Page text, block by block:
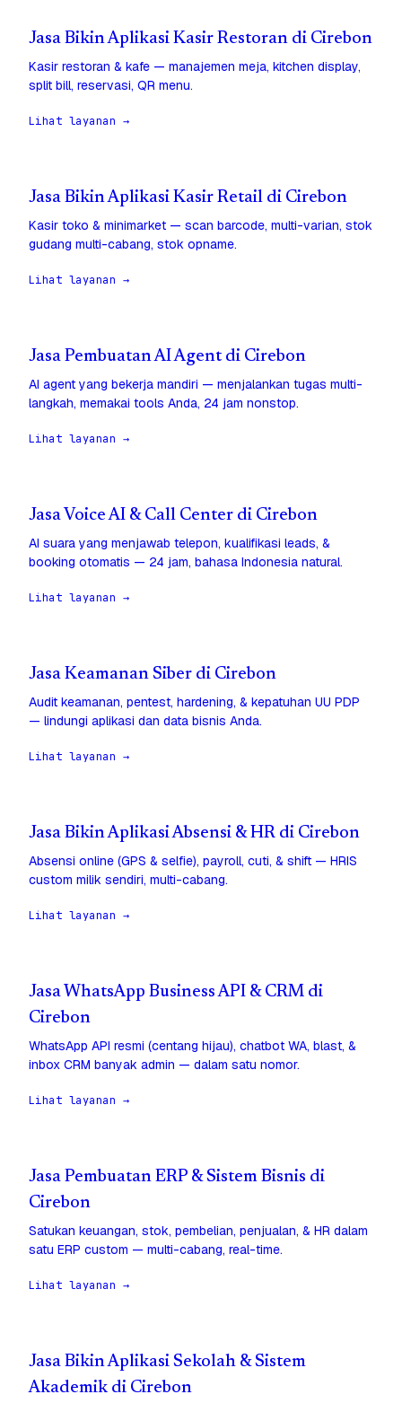
Jasa Bikin Aplikasi Kasir Restoran di Cirebon
Kasir restoran & kafe — manajemen meja, kitchen display,
split bill, reservasi, QR menu.
Lihat layanan →
Jasa Bikin Aplikasi Kasir Retail di Cirebon
Kasir toko & minimarket — scan barcode, multi-varian, stok
gudang multi-cabang, stok opname.
Lihat layanan →
Jasa Pembuatan AI Agent di Cirebon
AI agent yang bekerja mandiri — menjalankan tugas multi-
langkah, memakai tools Anda, 24 jam nonstop.
Lihat layanan →
Jasa Voice AI & Call Center di Cirebon
AI suara yang menjawab telepon, kualifikasi leads, &
booking otomatis — 24 jam, bahasa Indonesia natural.
Lihat layanan →
Jasa Keamanan Siber di Cirebon
Audit keamanan, pentest, hardening, & kepatuhan UU PDP
— lindungi aplikasi dan data bisnis Anda.
Lihat layanan →
Jasa Bikin Aplikasi Absensi & HR di Cirebon
Absensi online (GPS & selfie), payroll, cuti, & shift — HRIS
custom milik sendiri, multi-cabang.
Lihat layanan →
Jasa WhatsApp Business API & CRM di
Cirebon
WhatsApp API resmi (centang hijau), chatbot WA, blast, &
inbox CRM banyak admin — dalam satu nomor.
Lihat layanan →
Jasa Pembuatan ERP & Sistem Bisnis di
Cirebon
Satukan keuangan, stok, pembelian, penjualan, & HR dalam
satu ERP custom — multi-cabang, real-time.
Lihat layanan →
Jasa Bikin Aplikasi Sekolah & Sistem
Akademik di Cirebon